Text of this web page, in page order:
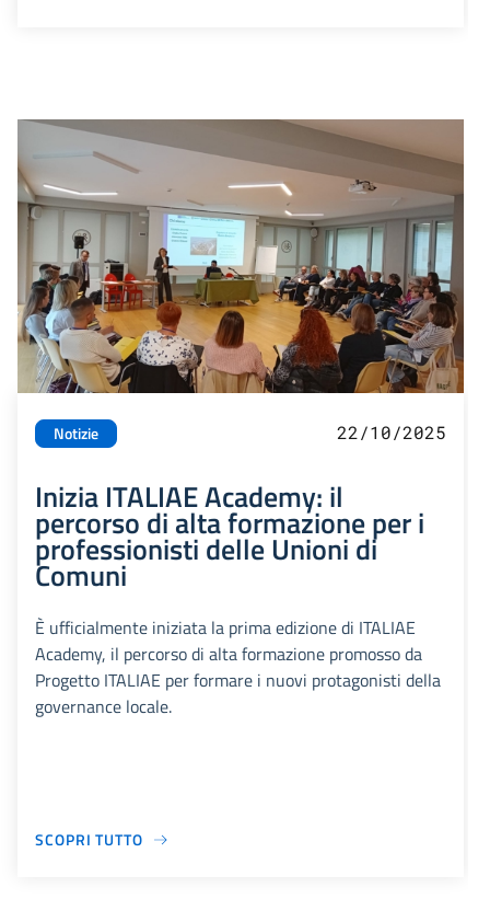
Notizie 22/10/2025
Inizia ITALIAE Academy: il
percorso di alta formazione per i
professionisti delle Unioni di
Comuni
È ufficialmente iniziata la prima edizione di ITALIAE
Academy, il percorso di alta formazione promosso da
Progetto ITALIAE per formare i nuovi protagonisti della
governance locale.
SCOPRI TUTTO